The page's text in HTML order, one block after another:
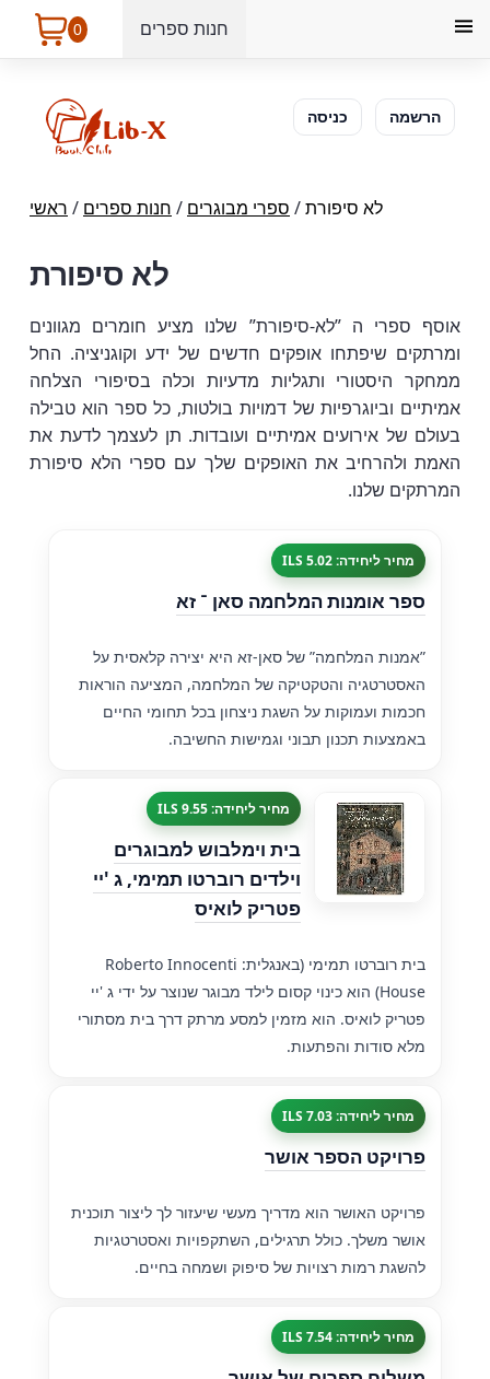
0 חנות ספרים
כניסה הרשמה
ראשי / חנות ספרים / ספרי מבוגרים /לא סיפורת
לא סיפורת
אוסף ספרי ה ”לא-סיפורת” שלנו מציע חומרים מגוונים
ומרתקים שיפתחו אופקים חדשים של ידע וקוגניציה. החל
ממחקר היסטורי ותגליות מדעיות וכלה בסיפורי הצלחה
אמיתיים וביוגרפיות של דמויות בולטות, כל ספר הוא טבילה
בעולם של אירועים אמיתיים ועובדות. תן לעצמך לדעת את
האמת ולהרחיב את האופקים שלך עם ספרי הלא סיפורת
המרתקים שלנו.
מחיר ליחידה: 5.02 ILS
ספר אומנות המלחמה סאן ־ זא
”אמנות המלחמה” של סאן-זא היא יצירה קלאסית על
האסטרטגיה והטקטיקה של המלחמה, המציעה הוראות
חכמות ועמוקות על השגת ניצחון בכל תחומי החיים
באמצעות תכנון תבוני וגמישות החשיבה.
מחיר ליחידה: 9.55 ILS
בית וימלבוש למבוגרים
וילדים רוברטו תמימי, ג 'יי
פטריק לואיס
בית רוברטו תמימי (באנגלית: Roberto Innocenti
House) הוא כינוי קסום לילד מבוגר שנוצר על ידי ג 'יי
פטריק לואיס. הוא מזמין למסע מרתק דרך בית מסתורי
מלא סודות והפתעות.
מחיר ליחידה: 7.03 ILS
פרויקט הספר אושר
פרויקט האושר הוא מדריך מעשי שיעזור לך ליצור תוכנית
אושר משלך. כולל תרגילים, השתקפויות ואסטרטגיות
להשגת רמות רצויות של סיפוק ושמחה בחיים.
מחיר ליחידה: 7.54 ILS